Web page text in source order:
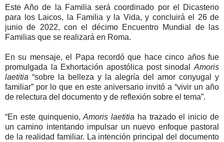
Este Año de la Familia será coordinado por el Dicasterio
para los Laicos, la Familia y la Vida, y concluirá el 26 de
junio de 2022, con el décimo Encuentro Mundial de las
Familias que se realizará en Roma.
En su mensaje, el Papa recordó que hace cinco años fue
promulgada la Exhortación apostólica post sinodal Amoris
laetitia “sobre la belleza y la alegría del amor conyugal y
familiar” por lo que en este aniversario invitó a “vivir un año
de relectura del documento y de reflexión sobre el tema”.
“En este quinquenio,Amoris laetitia ha trazado el inicio de
un camino intentando impulsar un nuevo enfoque pastoral
de la realidad familiar. La intención principal del documento